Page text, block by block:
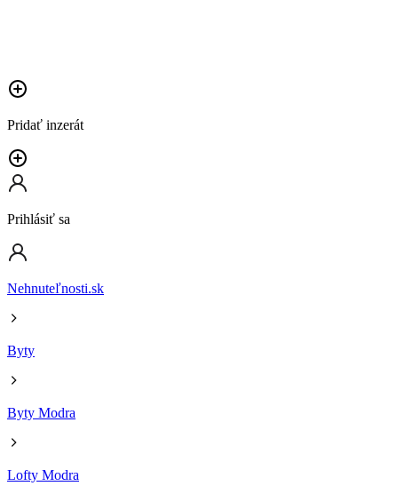
Pridať inzerát
Prihlásiť sa
Nehnuteľnosti.sk
Byty
Byty Modra
Lofty Modra